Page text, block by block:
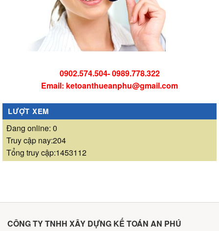
0902.574.504- 0989.778.322
Email: ketoanthueanphu@gmail.com
LƯỢT XEM
Đang online: 0
Truy cập nay:204
Tổng truy cập:1453112
CÔNG TY TNHH XÂY DỰNG KẾ TOÁN AN PHÚ